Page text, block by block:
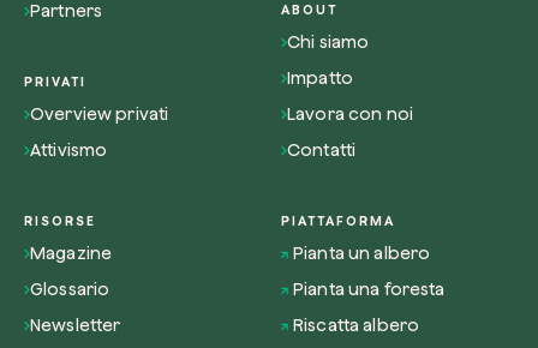
Partners
PRIVATI
Overview privati
Attivismo
ABOUT
Chi siamo
Impatto
Lavora con noi
Contatti
RISORSE
Magazine
Glossario
Newsletter
PIATTAFORMA
Pianta un albero
Pianta una foresta
Riscatta albero